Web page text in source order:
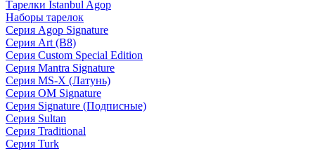
Тарелки Istanbul Agop
Наборы тарелок
Серия Agop Signature
Серия Art (B8)
Серия Custom Special Edition
Серия Mantra Signature
Серия MS-X (Латунь)
Серия OM Signature
Серия Signature (Подписные)
Серия Sultan
Серия Traditional
Серия Turk